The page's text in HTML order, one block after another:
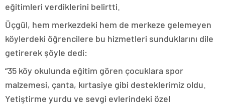
eğitimleri verdiklerini belirtti.
Üçgül, hem merkezdeki hem de merkeze gelemeyen
köylerdeki öğrencilere bu hizmetleri sunduklarını dile
getirerek şöyle dedi:
“35 köy okulunda eğitim gören çocuklara spor
malzemesi, çanta, kırtasiye gibi desteklerimiz oldu.
Yetiştirme yurdu ve sevgi evlerindeki özel